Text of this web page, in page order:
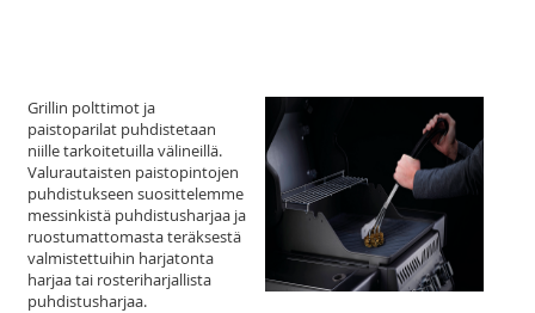
Grillin polttimot ja
paistoparilat puhdistetaan
niille tarkoitetuilla välineillä.
Valurautaisten paistopintojen
puhdistukseen suosittelemme
messinkistä puhdistusharjaa ja
ruostumattomasta teräksestä
valmistettuihin harjatonta
harjaa tai rosteriharjallista
puhdistusharjaa.